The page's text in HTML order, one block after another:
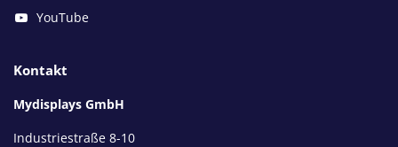
YouTube
Kontakt
Mydisplays GmbH
Industriestraße 8-10